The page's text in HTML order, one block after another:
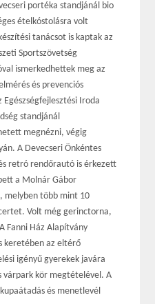
portéka standjánál bio
ételkóstolásra volt
tanácsot is kaptak az
Sportszövetség
ismerkedhettek meg az
és prevenciós
Iroda
standjánál
megnézni, végig
A Devecseri Önkéntes
retró rendőrautó is érkezett
a Molnár Gábor
melyben több mint 10
Volt még gerinctorna,
Fanni Ház Alapítvány
keretében az eltérő
igényű gyerekek javára
várpark kör megtételével. A
és menetlevél